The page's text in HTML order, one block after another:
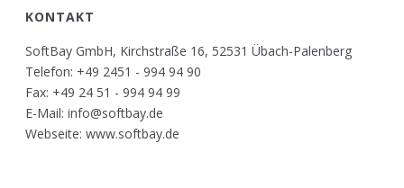
KONTAKT
SoftBay GmbH, Kirchstraße 16, 52531 Übach-Palenberg
Telefon: +49 2451 - 994 94 90
Fax: +49 24 51 - 994 94 99
E-Mail: info@softbay.de
Webseite: www.softbay.de